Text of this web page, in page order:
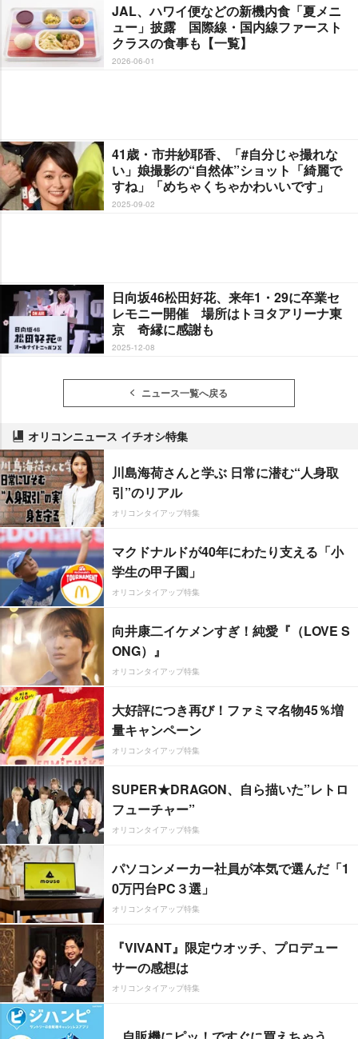
JAL、ハワイ便などの新機内食「夏メニ
ュー」披露 国際線・国内線ファースト
クラスの食事も【一覧】
2026-06-01
41歳・市井紗耶香、「#自分じゃ撮れな
い」娘撮影の“自然体”ショット「綺麗で
すね」「めちゃくちゃかわいいです」
2025-09-02
日向坂46松田好花、来年1・29に卒業セ
レモニー開催 場所はトヨタアリーナ東
京 奇縁に感謝も
2025-12-08
ニュース一覧へ戻る
オリコンニュース イチオシ特集
川島海荷さんと学ぶ 日常に潜む“人身取
引”のリアル
オリコンタイアップ特集
マクドナルドが40年にわたり支える「小
学生の甲子園」
オリコンタイアップ特集
向井康二イケメンすぎ！純愛『（LOVE S
ONG）』
オリコンタイアップ特集
大好評につき再び！ファミマ名物45％増
量キャンペーン
オリコンタイアップ特集
SUPER★DRAGON、自ら描いた”レトロ
フューチャー”
オリコンタイアップ特集
パソコンメーカー社員が本気で選んだ「1
0万円台PC３選」
オリコンタイアップ特集
『VIVANT』限定ウオッチ、プロデュー
サーの感想は
オリコンタイアップ特集